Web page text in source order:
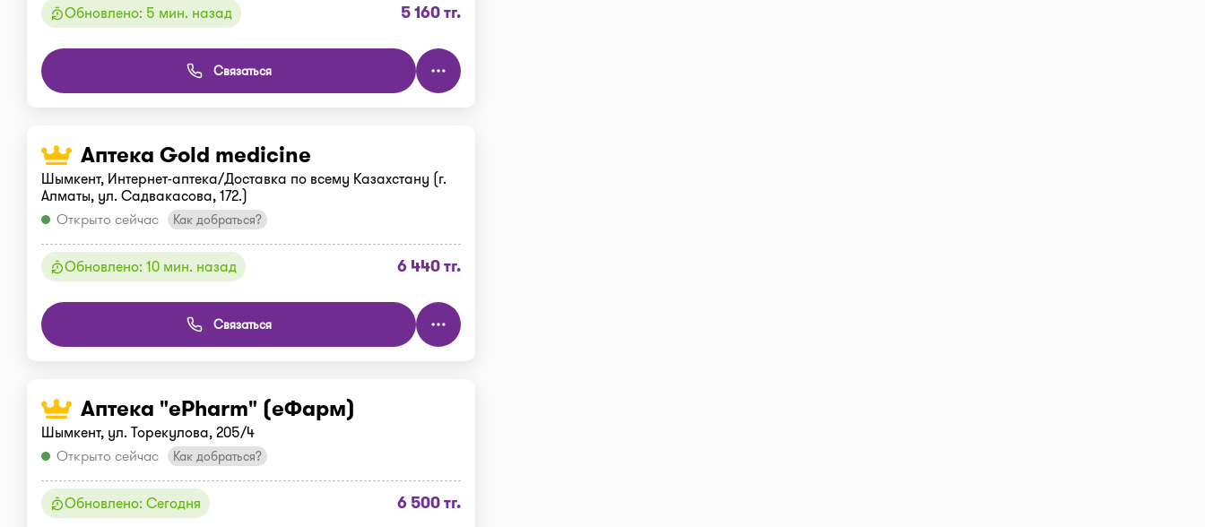
Обновлено: 5 мин. назад 5 160 тг.
Связаться
Аптека Gold medicine
Шымкент, Интернет-аптека/Доставка по всему Казахстану (г.
Алматы, ул. Садвакасова, 172.)
Открыто сейчас
Как добраться?
Обновлено: 10 мин. назад 6 440 тг.
Связаться
Аптека "ePharm" (еФарм)
Шымкент, ул. Торекулова, 205/4
Открыто сейчас
Как добраться?
Обновлено: Сегодня 6 500 тг.